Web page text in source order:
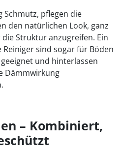
Schmutz, pflegen die
den natürlichen Look, ganz
Struktur anzugreifen. Ein
sind sogar für Böden
und hinterlassen
Dämmwirkung
– Kombiniert,